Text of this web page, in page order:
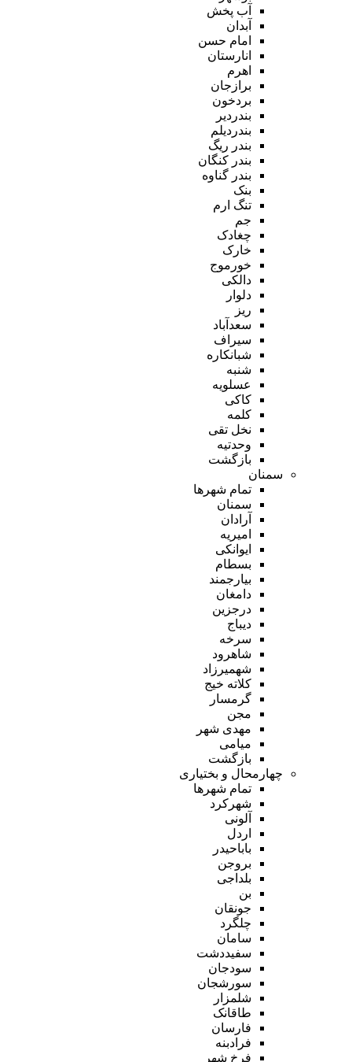
آب پخش
آبدان
امام حسن
انارستان
اهرم
برازجان
بردخون
بندردیر
بندردیلم
بندر ریگ
بندر کنگان
بندر گناوه
بنک
تنگ ارم
جم
چغادک
خارک
خورموج
دالکی
دلوار
ریز
سعدآباد
سیراف
شبانکاره
شنبه
عسلویه
کاکی
کلمه
نخل تقی
وحدتیه
بازگشت
سمنان
تمام شهر‌ها
سمنان
آرادان
امیریه
ایوانکی
بسطام
بیارجمند
دامغان
درجزین
دیباج
سرخه
شاهرود
شهمیرزاد
کلاته خیج
گرمسار
مجن
مهدی شهر
میامی
بازگشت
چهارمحال و بختیاری
تمام شهر‌ها
شهرکرد
آلونی
اردل
باباحیدر
بروجن
بلداجی
بن
جونقان
چلگرد
سامان
سفیددشت
سودجان
سورشجان
شلمزار
طاقانک
فارسان
فرادبنه
فرخ شهر